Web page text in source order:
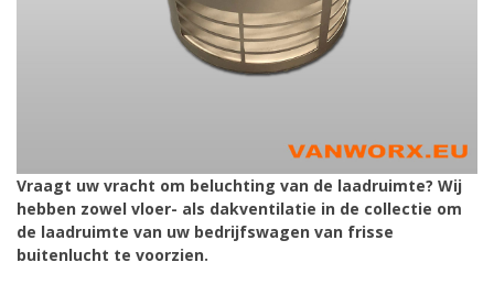
Vraagt uw vracht om beluchting van de laadruimte? Wij
hebben zowel vloer- als dakventilatie in de collectie om
de laadruimte van uw bedrijfswagen van frisse
buitenlucht te voorzien.